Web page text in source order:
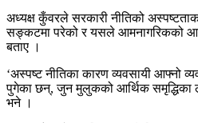
अध्यक्ष कुँवरले सरकारी नीतिको
सङ्कटमा परेको र यसले आमनागरिकको
बताए ।
‘अस्पष्ट नीतिका कारण व्यवसायी आफ्नो
पुगेका छन्, जुन मुलुकको आर्थिक समृद्धिका
भने ।